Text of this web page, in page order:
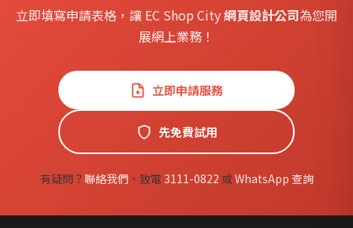
立即填寫申請表格，讓 EC Shop City網頁設計公司為您開
展網上業務！
立即申請服務
先免費試用
有疑問？ 聯絡我們、致電 3111-0822 或WhatsApp 查詢